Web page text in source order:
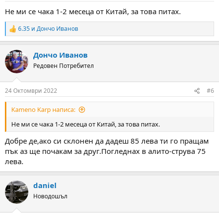
Не ми се чака 1-2 месеца от Китай, за това питах.
R
e
c
t
i
s
:
6.35 и Дончо Иванов
Дончо Иванов
Редовен Потребител
24 Октомври 2022 #6
Kameno Karp написа:
Не ми се чака 1-2 месеца от Китай, за това питах.
Добре де,ако си склонен да дадеш 85 лева ти го пращам
пък аз ще почакам за друг.Погледнах в алито-струва 75
лева.
daniel
Новодошъл